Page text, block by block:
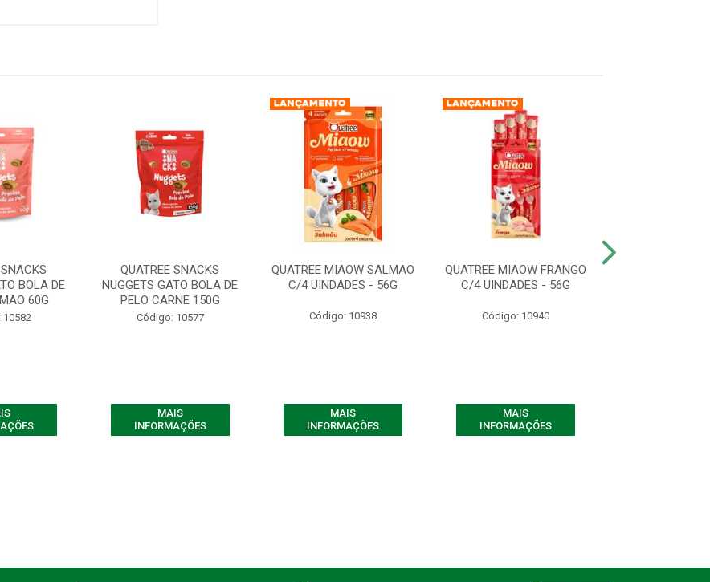
BOLA DE
60G
10582
QUATREE SNACKS
NUGGETS GATO BOLA DE
PELO CARNE 150G
Código: 10577
MAIS
INFORMAÇÕES
QUATREE MIAOW SALMAO
C/4 UINDADES - 56G
Código: 10938
MAIS
INFORMAÇÕES
QUATREE MIAOW FRANGO
C/4 UINDADES - 56G
Código: 10940
MAIS
INFORMAÇÕES